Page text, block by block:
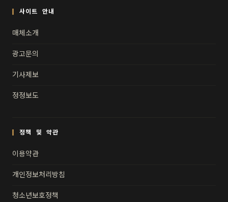
사이트 안내
매체소개
광고문의
기사제보
정정보도
정책 및 약관
이용약관
개인정보처리방침
청소년보호정책